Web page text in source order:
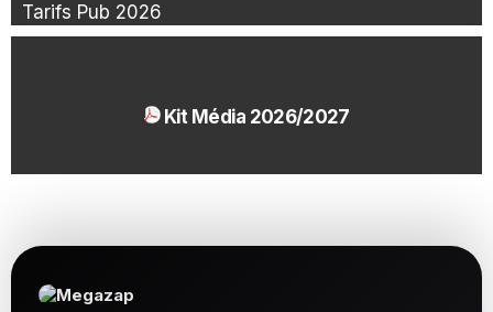
Tarifs Pub 2026
Kit Média 2026/2027